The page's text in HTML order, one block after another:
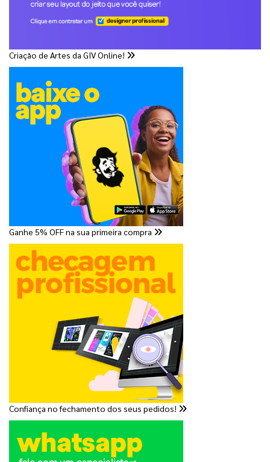
Criação de Artes da GIV Online!
Ganhe 5% OFF na sua primeira compra
Confiança no fechamento dos seus pedidos!